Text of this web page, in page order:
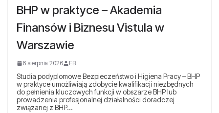
BHP w praktyce – Akademia
Finansów i Biznesu Vistula w
Warszawie
6 sierpnia 2026 EB
Studia podyplomowe Bezpieczeństwo i Higiena Pracy – BHP
w praktyce umożliwiają zdobycie kwalifikacji niezbędnych
do pełnienia kluczowych funkcji w obszarze BHP lub
prowadzenia profesjonalnej działalności doradczej
związanej z BHP…